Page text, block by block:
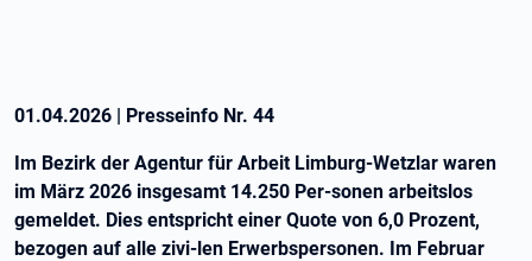
01.04.2026 | Presseinfo Nr. 44
Im Bezirk der Agentur für Arbeit Limburg-Wetzlar waren
im März 2026 insgesamt 14.250 Per-sonen arbeitslos
gemeldet. Dies entspricht einer Quote von 6,0 Prozent,
bezogen auf alle zivi-len Erwerbspersonen. Im Februar